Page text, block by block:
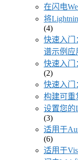
在闪电
将
(4)
快速入门
谱示例应
快速入门
(2)
快速入门
构建可重
设置您的
(3)
适用于
(6)
适用于